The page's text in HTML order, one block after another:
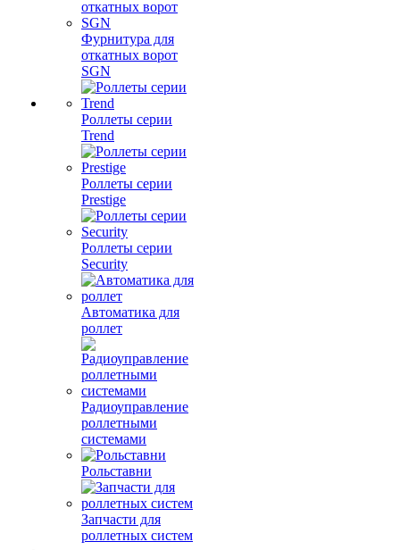
Фурнитура для
откатных ворот
SGN
Роллеты серии
Trend
Роллеты серии
Prestige
Роллеты серии
Security
Автоматика для
роллет
Радиоуправление
роллетными
системами
Рольставни
Запчасти для
роллетных систем